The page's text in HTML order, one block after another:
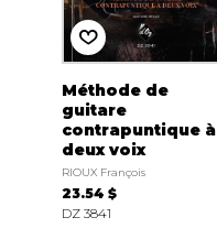
Méthode de
guitare
contrapuntique à
deux voix
RIOUX François
23.54 $
DZ 3841